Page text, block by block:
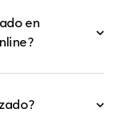
en